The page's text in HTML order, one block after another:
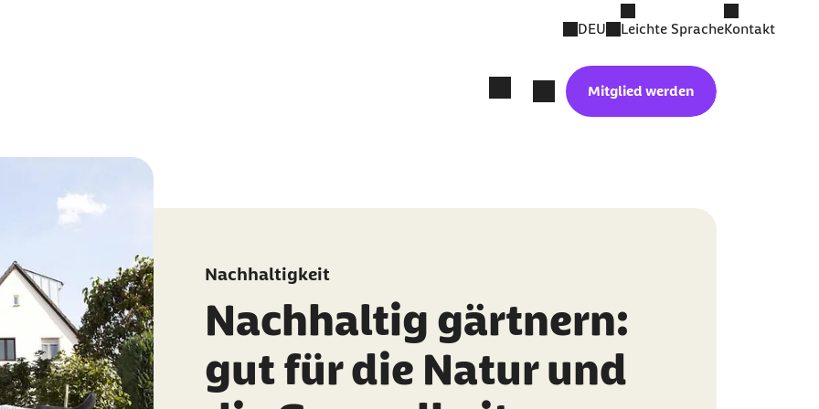
DEU Leichte SpracheKontakt
Mitglied werden
Nachhaltigkeit
Nachhaltig gärtnern:
gut für die Natur und